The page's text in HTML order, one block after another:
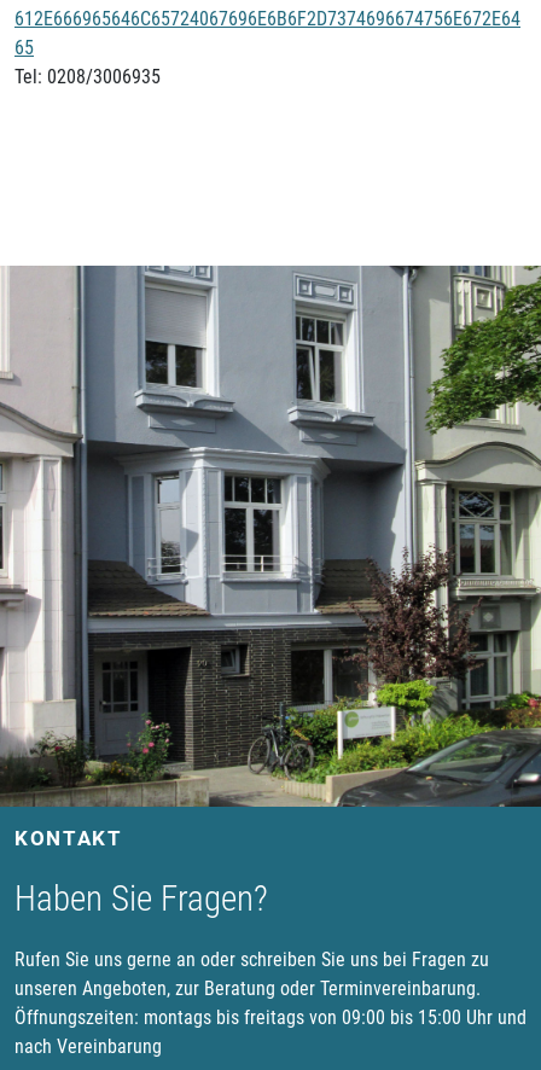
612E666965646C65724067696E6B6F2D7374696674756E672E64
65
Tel: 0208/3006935
KONTAKT
Haben Sie Fragen?
Rufen Sie uns gerne an oder schreiben Sie uns bei Fragen zu
unseren Angeboten, zur Beratung oder Terminvereinbarung.
Öffnungszeiten: montags bis freitags von 09:00 bis 15:00 Uhr und
nach Vereinbarung